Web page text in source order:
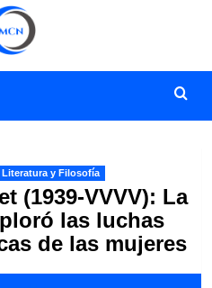
Literatura y Filosofía
(1939-VVVV): La
las luchas
de las mujeres